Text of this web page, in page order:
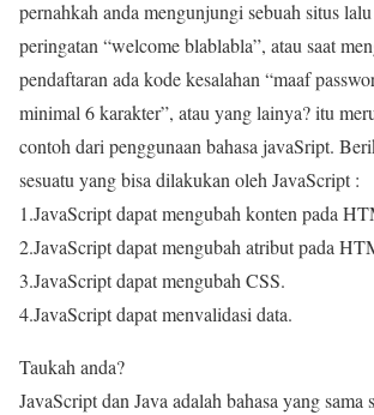
pernahkah anda mengunjungi sebuah situs
peringatan “welcome blablabla”, atau saat
pendaftaran ada kode kesalahan “maaf
minimal 6 karakter”, atau yang lainya? itu
contoh dari penggunaan bahasa javaSript.
sesuatu yang bisa dilakukan oleh JavaScript :
1.JavaScript dapat mengubah konten pada
2.JavaScript dapat mengubah atribut pada
3.JavaScript dapat mengubah CSS.
4.JavaScript dapat menvalidasi data.
Taukah anda?
JavaScript dan Java adalah bahasa yang sama